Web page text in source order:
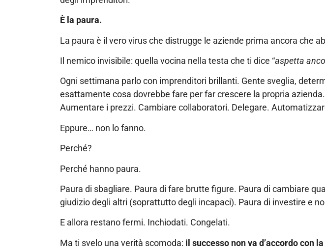
È la paura.
La paura è il vero virus che distrugge le aziende prima ancora che
Il nemico invisibile: quella vocina nella testa che ti dice “aspetta
Ogni settimana parlo con imprenditori brillanti. Gente sveglia,
esattamente cosa dovrebbe fare per far crescere la propria
Aumentare i prezzi. Cambiare collaboratori. Delegare.
Eppure… non lo fanno.
Perché?
Perché hanno paura.
Paura di sbagliare. Paura di fare brutte figure. Paura di cambiare
giudizio degli altri (soprattutto degli incapaci). Paura di investire e
E allora restano fermi. Inchiodati. Congelati.
Ma ti svelo una verità scomoda: il successo non va d’accordo con